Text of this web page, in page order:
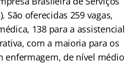
São oferecidas 259 vagas,
138 para a assistencial
com a maioria para os
enfermagem, de nível médio